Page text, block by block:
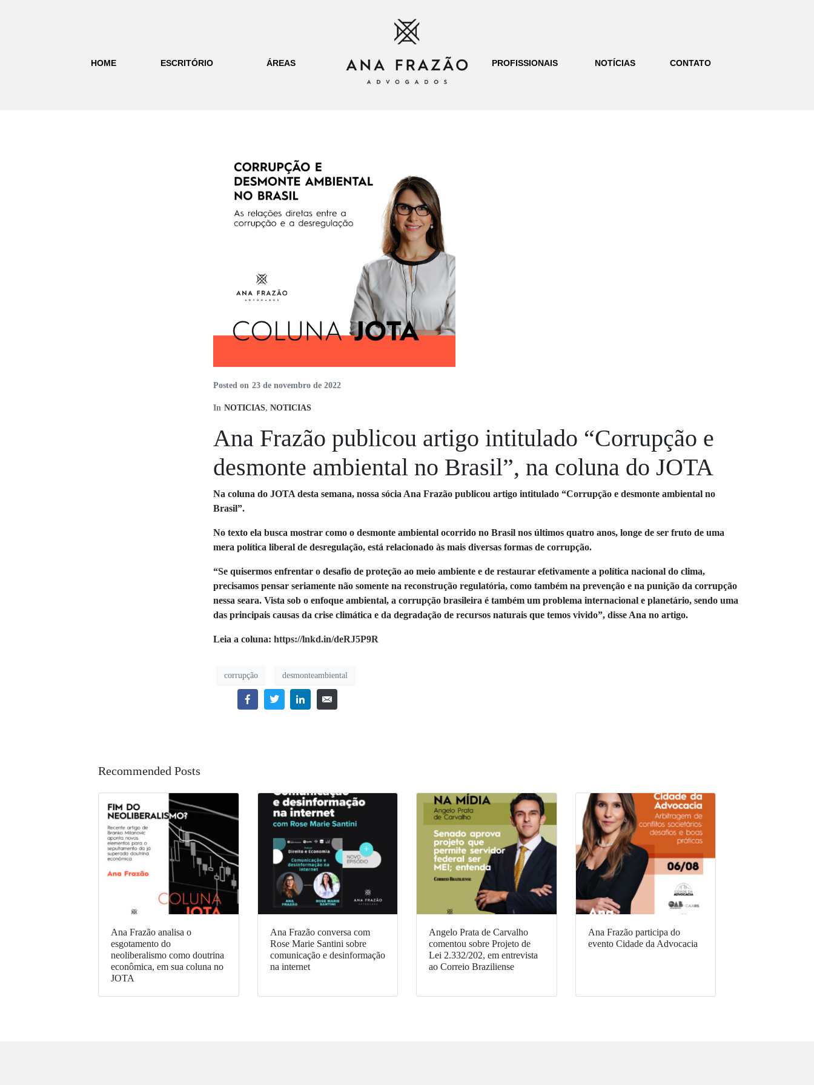
HOME ESCRITÓRIO ÁREAS PROFISSIONAIS NOTÍCIAS CONTATO
Posted on 23 de novembro de 2022
In NOTICIAS, NOTICIAS
Ana Frazão publicou artigo intitulado “Corrupção e
desmonte ambiental no Brasil”, na coluna do JOTA
Na coluna do JOTA desta semana, nossa sócia Ana Frazão publicou artigo intitulado “Corrupção e desmonte ambiental no
Brasil”.
No texto ela busca mostrar como o desmonte ambiental ocorrido no Brasil nos últimos quatro anos, longe de ser fruto de uma
mera política liberal de desregulação, está relacionado às mais diversas formas de corrupção.
“Se quisermos enfrentar o desafio de proteção ao meio ambiente e de restaurar efetivamente a política nacional do clima,
precisamos pensar seriamente não somente na reconstrução regulatória, como também na prevenção e na punição da corrupção
nessa seara. Vista sob o enfoque ambiental, a corrupção brasileira é também um problema internacional e planetário, sendo uma
das principais causas da crise climática e da degradação de recursos naturais que temos vivido”, disse Ana no artigo.
Leia a coluna: https://lnkd.in/deRJ5P9R
corrupção desmonteambiental
Recommended Posts
Ana Frazão analisa o
esgotamento do
neoliberalismo como doutrina
econômica, em sua coluna no
JOTA
Ana Frazão conversa com
Rose Marie Santini sobre
comunicação e desinformação
na internet
Angelo Prata de Carvalho
comentou sobre Projeto de
Lei 2.332/202, em entrevista
ao Correio Braziliense
Ana Frazão participa do
evento Cidade da Advocacia